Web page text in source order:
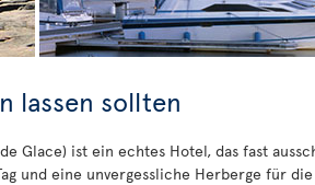
lassen sollten
Glace) ist ein echtes Hotel, das fast
und eine unvergessliche Herberge für